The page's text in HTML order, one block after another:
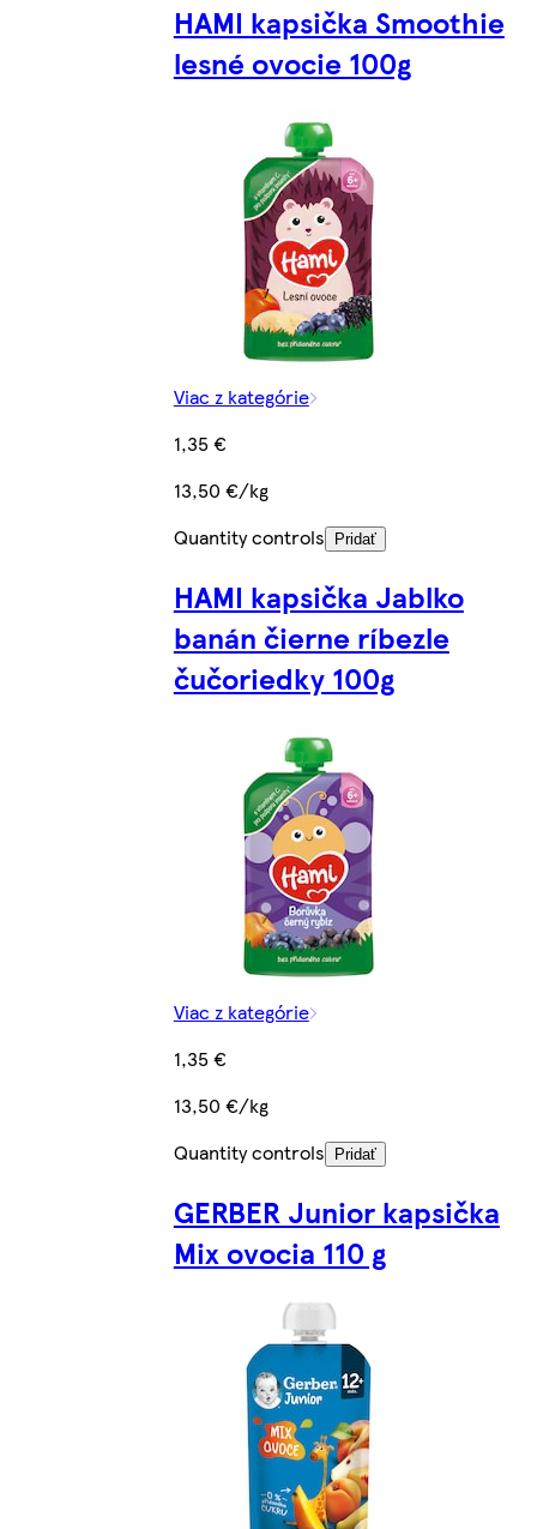
HAMI kapsička Smoothie
lesné ovocie 100g
Viac z kategórie
1,35 €
13,50 €/kg
Quantity controls
Pridať
HAMI kapsička Jablko
banán čierne ríbezle
čučoriedky 100g
Viac z kategórie
1,35 €
13,50 €/kg
Quantity controls
Pridať
GERBER Junior kapsička
Mix ovocia 110 g